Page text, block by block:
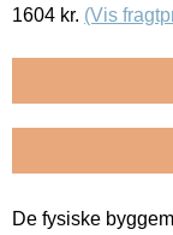
1604 kr. (Vis
De fysiske